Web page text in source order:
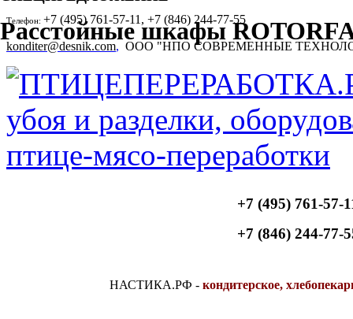
Телефон: +7 (495) 761-57-11, +7 (846) 244-77-55
konditer@desnik.com, ООО "НПО СОВРЕМЕННЫЕ
+7 (495) 761-57-
+7 (846) 244-77-
НАСТИКА.РФ - кондитерское,
Расстойные шкафы